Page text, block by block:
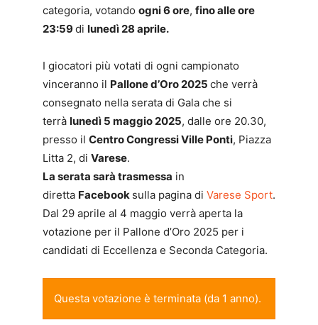
categoria, votando ogni 6 ore, fino alle ore
23:59di lunedì 28 aprile.
I giocatori più votati di ogni campionato
vinceranno il Pallone d’Oro 2025 che verrà
consegnato nella serata di Gala che si
terrà lunedì 5 maggio 2025, dalle ore 20.30,
presso il Centro Congressi Ville Ponti, Piazza
Litta 2, di Varese.
La serata sarà trasmessa in
diretta Facebook sulla pagina di Varese Sport.
Dal 29 aprile al 4 maggio verrà aperta la
votazione per il Pallone d’Oro 2025 per i
candidati di Eccellenza e Seconda Categoria.
Questa votazione è terminata (da 1 anno).